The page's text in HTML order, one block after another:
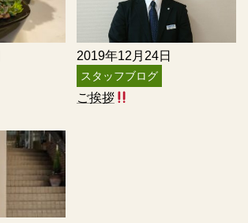
2019年12月24日
スタッフブログ
ご挨拶